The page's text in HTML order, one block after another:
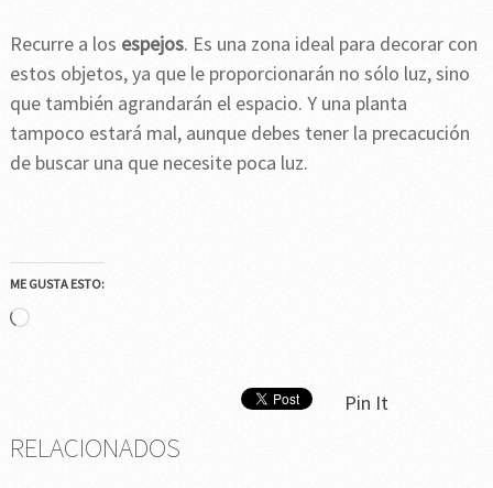
Recurre a los espejos. Es una zona ideal para decorar con
estos objetos, ya que le proporcionarán no sólo luz, sino
que también agrandarán el espacio. Y una planta
tampoco estará mal, aunque debes tener la precacución
de buscar una que necesite poca luz.
ME GUSTA ESTO:
Cargando...
Pin It
RELACIONADOS